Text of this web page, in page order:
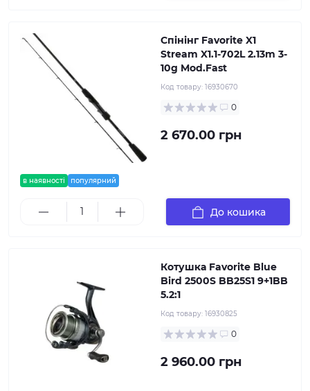
в наявності популярний
Спінінг Favorite X1
Stream X1.1-702L 2.13m 3-
10g Mod.Fast
Код товару: 16930670
0
2 670.00 грн
До кошика
Котушка Favorite Blue
Bird 2500S BB25S1 9+1BB
5.2:1
Код товару: 16930825
0
2 960.00 грн